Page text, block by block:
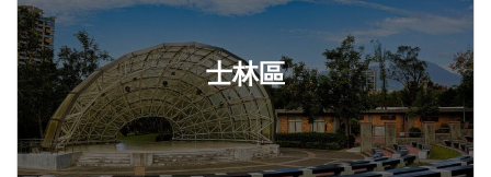
士林區